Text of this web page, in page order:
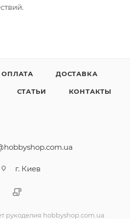
ОПЛАТА ДОСТАВКА
СТАТЬИ КОНТАКТЫ
г. Киев
рукоделия hobbyshop.com.ua